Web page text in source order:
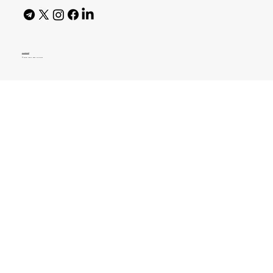
AI Policy
© 2026 High Bar Journal